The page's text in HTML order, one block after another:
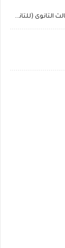
المراجعة النهائية في التفاضل والتكامل الصف الثالث الثانوى (للثانوية العامة ) للاستاذ عادل ادورد